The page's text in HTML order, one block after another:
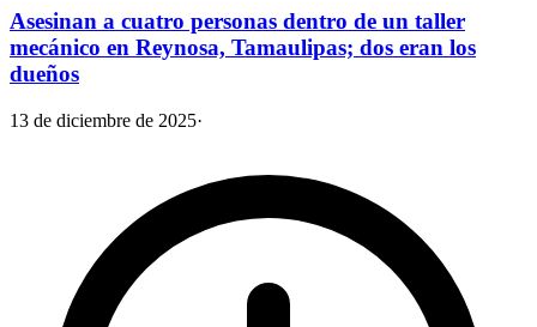
Asesinan a cuatro personas dentro de un taller
mecánico en Reynosa, Tamaulipas; dos eran los
dueños
13 de diciembre de 2025·